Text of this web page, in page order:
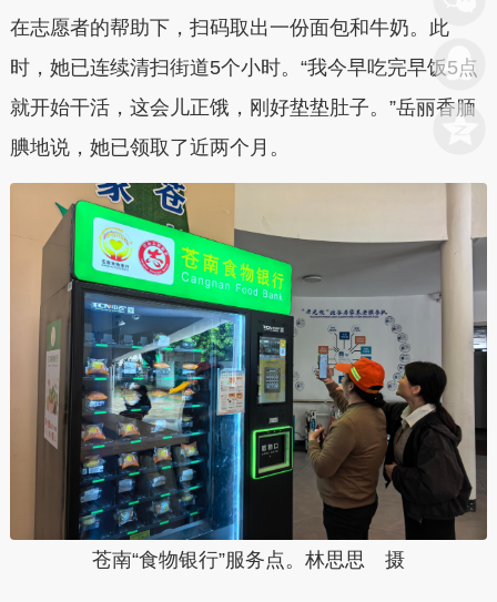
在志愿者的帮助下，扫码取出一份面包和牛奶。此
时，她已连续清扫街道5个小时。“我今早吃完早饭5点
就开始干活，这会儿正饿，刚好垫垫肚子。”岳丽香腼
腆地说，她已领取了近两个月。
苍南“食物银行”服务点。林思思 摄